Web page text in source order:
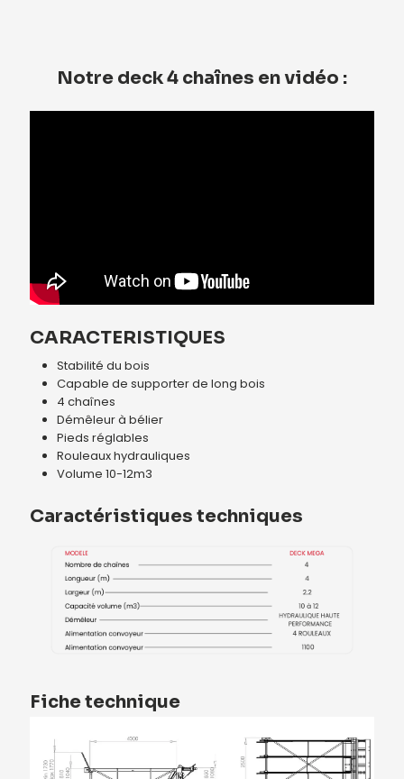
Notre deck 4 chaînes en vidéo :
CARACTERISTIQUES
Stabilité du bois
Capable de supporter de long bois
4 chaînes
Démêleur à bélier
Pieds réglables
Rouleaux hydrauliques
Volume 10-12m3
Caractéristiques techniques
Fiche technique